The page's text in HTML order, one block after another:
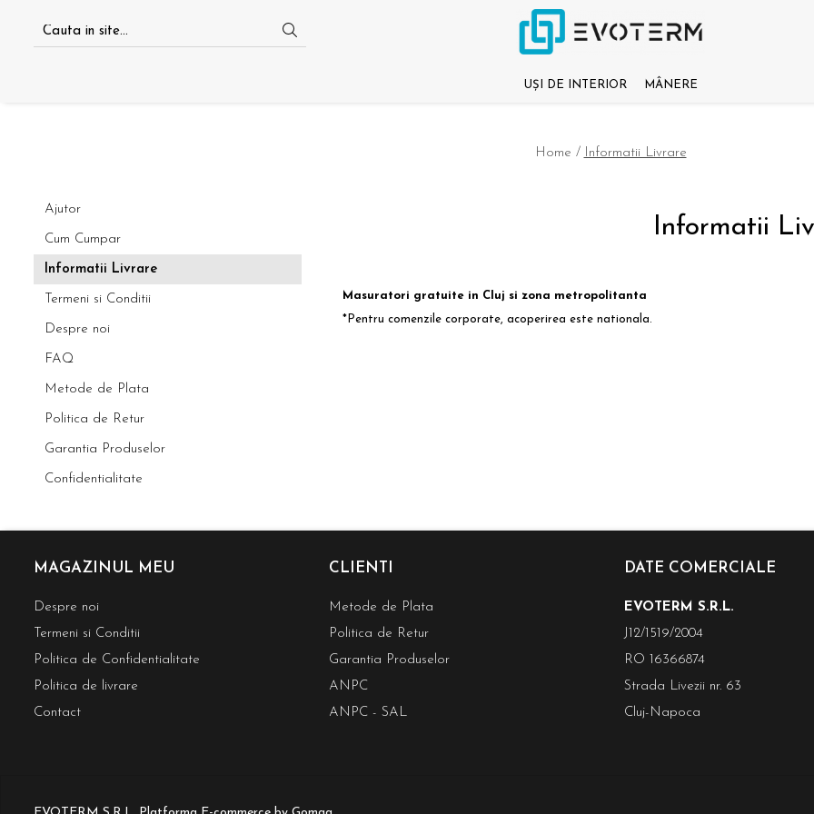
UȘI DE INTERIOR MÂNERE
Home / Informatii Livrare
Informatii
Masuratori gratuite in Cluj si zona metropolitanta
*Pentru comenzile corporate, acoperirea este nationala.
Ajutor
Cum Cumpar
Informatii Livrare
Termeni si Conditii
Despre noi
FAQ
Metode de Plata
Politica de Retur
Garantia Produselor
Confidentialitate
MAGAZINUL MEU
Despre noi
Termeni si Conditii
Politica de Confidentialitate
Politica de livrare
Contact
CLIENTI
Metode de Plata
Politica de Retur
Garantia Produselor
ANPC
ANPC - SAL
DATE COMERCIALE
EVOTERM S.R.L.
J12/1519/2004
RO 16366874
Strada Livezii nr. 63
Cluj-Napoca